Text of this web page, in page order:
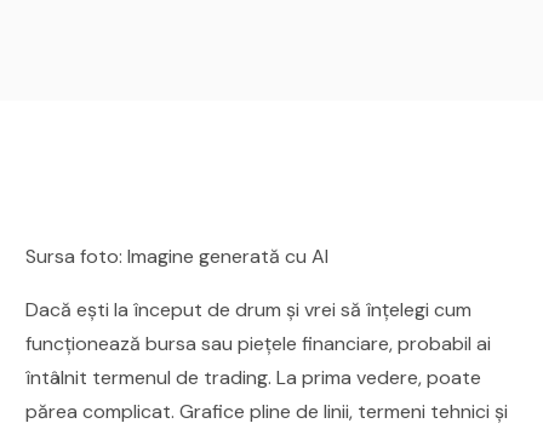
Sursa foto: Imagine generată cu AI
Dacă ești la început de drum și vrei să înțelegi cum
funcționează bursa sau piețele financiare, probabil ai
întâlnit termenul de trading. La prima vedere, poate
părea complicat. Grafice pline de linii, termeni tehnici și